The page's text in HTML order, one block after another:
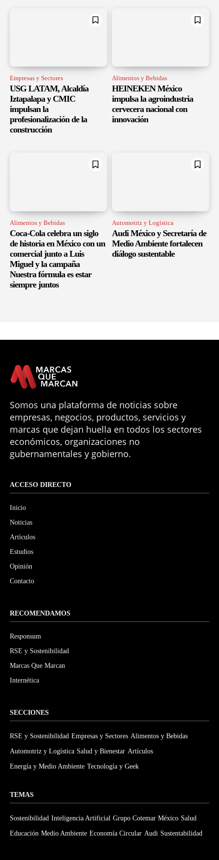
Empresas y Sectores
USG LATAM, Alcaldía
Iztapalapa y CMIC
impulsan la
profesionalización de la
construcción
Alimentos y Bebidas
HEINEKEN México
impulsa la agroindustria
cervecera nacional con
innovación
Alimentos y Bebidas
Coca-Cola celebra un siglo
de historia en México con un
comercial junto a Luis
Miguel y la campaña
Nuestra fórmula es estar
siempre juntos
Automotriz y Logística
Audi México y Secretaría de
Medio Ambiente fortalecen
diálogo sustentable
Somos una plataforma de noticias sobre
empresas, negocios, productos, servicios y
marcas que dejan huella en todos los sectores
económicos, organizaciones no
gubernamentales y gobierno.
ACCESO DIRECTO
Inicio
Noticias
Artículos
Estudios
Opinión
Contacto
RECOMENDAMOS
Responsum
RSE y Sostenibilidad
Marcas Que Marcan
Internética
SECCIONES
RSE y Sostenibilidad Empresas y Sectores Alimentos y Bebidas
Automotriz y Logística Salud y Bienestar Artículos
Energía y Medio Ambiente Tecnología y Geek
TEMAS
Sostenibilidad Inteligencia Artificial Grupo Cotemar México Salud
Educación Medio Ambiente Economía Circular Audi Sustentabilidad